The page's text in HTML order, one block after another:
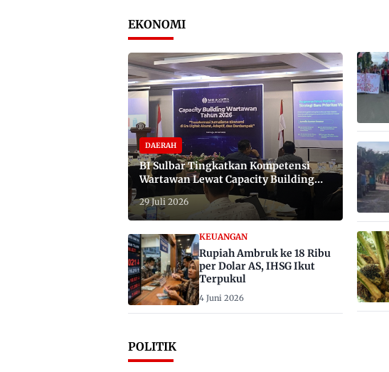
EKONOMI
DAERAH
BI Sulbar Tingkatkan Kompetensi
Wartawan Lewat Capacity Building
29 Juli 2026
KEUANGAN
Rupiah Ambruk ke 18 Ribu
per Dolar AS, IHSG Ikut
Terpukul
4 Juni 2026
POLITIK